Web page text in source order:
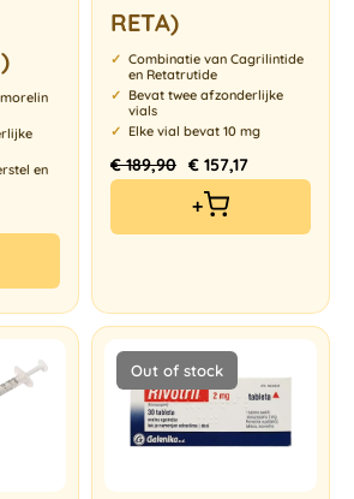
en
RETA)
Combinatie van Cagrilintide
en Retatrutide
Bevat twee afzonderlijke
vials
Elke vial bevat 10 mg
€189,90 € 157,17
+
Out of stock